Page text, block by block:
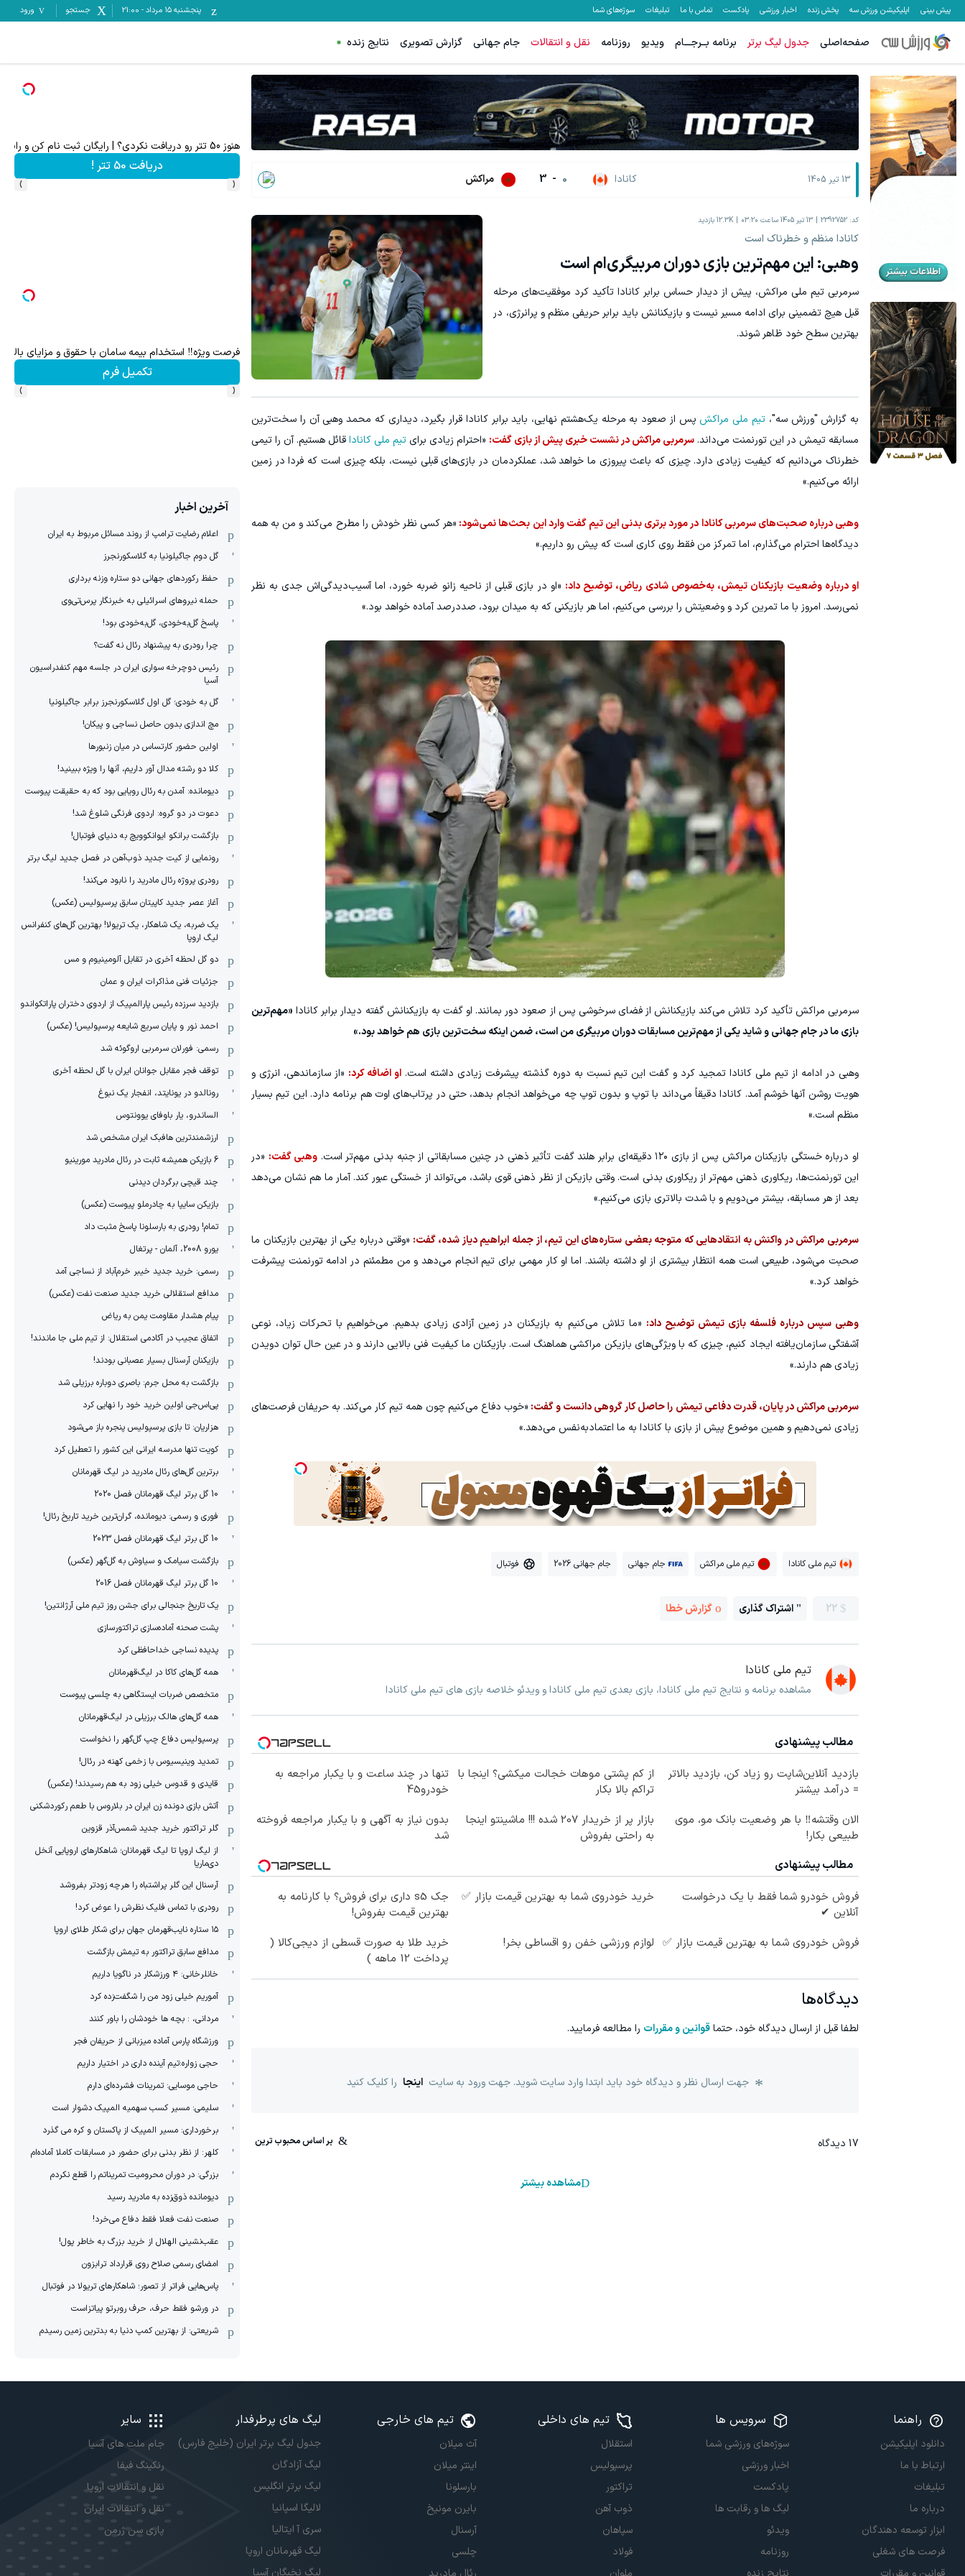
پیش بینی اپلیکیشن ورزش سه پخش زنده اخبار ورزشی پادکست تماس با ما تبلیغات سوژه‌های شما پنجشنبه ۱۵ مرداد -
21:00 جستجو ورود
صفحه‌اصلی جدول لیگ برتر برنامه بــرجـــام ویدیو روزنامه نقل و انتقالات جام جهانی گزارش تصویری نتایج زنده
13 تیر 1405 کانادا 0
-
3 مراکش
کد: 2392752 13 تیر 1405 ساعت 03:20 12.3K بازدید
کانادا منظم و خطرناک است
وهبی: این مهم‌ترین بازی دوران مربیگری‌ام است
سرمربی تیم ملی مراکش، پیش از دیدار حساس برابر کانادا تأکید کرد موفقیت‌های مرحله
قبل هیچ تضمینی برای ادامه مسیر نیست و بازیکنانش باید برابر حریفی منظم و پرانرژی، در
بهترین سطح خود ظاهر شوند.
به گزارش "ورزش سه"،تیم ملی مراکش پس از صعود به مرحله یک‌هشتم نهایی، باید برابر کانادا قرار بگیرد، دیداری که محمد وهبی آن را سخت‌ترین
مسابقه تیمش در این تورنمنت می‌داند.سرمربی مراکش در نشست خبری پیش از بازی گفت: «احترام زیادی برایتیم ملی کاناداقائل هستیم. آن را تیمی
خطرناک می‌دانیم که کیفیت زیادی دارد. چیزی که باعث پیروزی ما خواهد شد، عملکردمان در بازی‌های قبلی نیست، بلکه چیزی است که فردا در زمین
ارائه می‌کنیم.»
وهبی درباره صحبت‌های سرمربی کانادا در مورد برتری بدنی این تیم گفت وارد این بحث‌ها نمی‌شود: «هر کسی نظر خودش را مطرح می‌کند و من به همه
دیدگاه‌ها احترام می‌گذارم، اما تمرکز من فقط روی کاری است که پیش رو داریم.»
او درباره وضعیت بازیکنان تیمش، به‌خصوص شادی ریاض، توضیح داد: «او در بازی قبلی از ناحیه زانو ضربه خورد، اما آسیب‌دیدگی‌اش جدی به نظر
نمی‌رسد. امروز با ما تمرین کرد و وضعیتش را بررسی می‌کنیم، اما هر بازیکنی که به میدان برود، صددرصد آماده خواهد بود.»
سرمربی مراکش تأکید کرد تلاش می‌کند بازیکنانش از فضای سرخوشی پس از صعود دور بمانند. او گفت به بازیکنانش گفته دیدار برابر کانادا «مهم‌ترین
بازی ما در جام جهانی و شاید یکی از مهم‌ترین مسابقات دوران مربیگری من است، ضمن اینکه سخت‌ترین بازی هم خواهد بود.»
وهبی در ادامه از تیم ملی کانادا تمجید کرد و گفت این تیم نسبت به دوره گذشته پیشرفت زیادی داشته است.او اضافه کرد: «از سازماندهی، انرژی و
هویت روشن آنها خوشم آمد. کانادا دقیقاً می‌داند با توپ و بدون توپ چه می‌خواهد انجام بدهد، حتی در پرتاب‌های اوت هم برنامه دارد. این تیم بسیار
منظم است.»
او درباره خستگی بازیکنان مراکش پس از بازی ۱۲۰ دقیقه‌ای برابر هلند گفت تأثیر ذهنی در چنین مسابقاتی از جنبه بدنی مهم‌تر است. وهبی گفت: «در
این تورنمنت‌ها، ریکاوری ذهنی مهم‌تر از ریکاوری بدنی است. وقتی بازیکن از نظر ذهنی قوی باشد، می‌تواند از خستگی عبور کند. آمار ما هم نشان می‌دهد
بعد از هر مسابقه، بیشتر می‌دویم و با شدت بالاتری بازی می‌کنیم.»
سرمربی مراکش در واکنش به انتقادهایی که متوجه بعضی ستاره‌های این تیم، از جمله ابراهیم دیاز شده، گفت: «وقتی درباره یکی از بهترین بازیکنان ما
صحبت می‌شود، طبیعی است همه انتظار بیشتری از او داشته باشند. اما او کار مهمی برای تیم انجام می‌دهد و من مطمئنم در ادامه تورنمنت پیشرفت
خواهد کرد.»
وهبی سپس درباره فلسفه بازی تیمش توضیح داد: «ما تلاش می‌کنیم به بازیکنان در زمین آزادی زیادی بدهیم. می‌خواهیم با تحرکات زیاد، نوعی
آشفتگی سازمان‌یافته ایجاد کنیم، چیزی که با ویژگی‌های بازیکن مراکشی هماهنگ است. بازیکنان ما کیفیت فنی بالایی دارند و در عین حال توان دویدن
زیادی هم دارند.»
سرمربی مراکش در پایان، قدرت دفاعی تیمش را حاصل کار گروهی دانست و گفت: «خوب دفاع می‌کنیم چون همه تیم کار می‌کند. به حریفان فرصت‌های
زیادی نمی‌دهیم و همین موضوع پیش از بازی با کانادا به ما اعتمادبه‌نفس می‌دهد.»
تیم ملی کانادا تیم ملی مراکش جام جهانی جام جهانی 2026 فوتبال
22 اشتراک گذاری گزارش خطا
تیم ملی کانادا
مشاهده برنامه و نتایج تیم ملی کانادا، بازی بعدی تیم ملی کانادا و ویدئو خلاصه بازی های تیم ملی کانادا
مطالب پیشنهادی
بازدید آنلاین‌شاپت رو زیاد کن، بازدید بالاتر
= درآمد بیشتر
از کم پشتی موهات خجالت میکشی؟ اینجا با
تراکم بالا بکار
تنها در چند ساعت و با یکبار مراجعه به
خودرو45
الان وقتشه‼️ با هر وضعیت بانک مو، موی
طبیعی بکار!
بازار پر از خریدار 207 شده !!! ماشینتو اینجا
به راحتی بفروش
بدون نیاز به آگهی و با یکبار مراجعه فروخته
شد
مطالب پیشنهادی
فروش خودرو شما فقط با یک درخواست
آنلاین ✔
خرید خودروی شما به بهترین قیمت بازار ✅
جک s5 داری برای فروش؟ با کارنامه به
بهترین قیمت بفروش!
فروش خودروی شما به بهترین قیمت بازار ✅ لوازم ورزشی خفن رو اقساطی بخر!
خرید طلا به صورت قسطی از دیجی‌کالا (
پرداخت 12 ماهه )
دیدگاه‌ها
لطفا قبل از ارسال دیدگاه خود، حتماقوانین و مقررات را مطالعه فرمایید.
جهت ارسال نظر و دیدگاه خود باید ابتدا وارد سایت شوید. جهت ورود به سایت اینجا را کلیک کنید
17 دیدگاه
مشاهده بیشتر
هنوز 50 تتر رو دریافت نکردی؟ | رایگان ثبت نام کن و رایگان شروع کن! فرصت ویژه‼️ استخدام بیمه سامان با حقوق و مزایای بالاگردونه شانس بدون پوچ، از آیفون17تا PS5 و طلای دیجیتال و دلار🔥 به بزرگترین جشنواره ایمپلنت تهران خوش اومدید! | فقط ۲۵ میلیون !
رزرورایگان نوبت
‹
›
فرصت ویژه‼️ استخدام بیمه سامان با حقوق و مزایای بالا رشد فروشگاهت از اینجا شروع می‌شه، برای درآمد بیشتر، آماده‌ای؟
فروشنده شو
صاحب فروشگاه هستی؟ وام تا ۳ میلیارد تومان بگیر
فروشنده شو
‹
›
آخرین اخبار
اعلام رضایت ترامپ از روند مسائل مربوط به ایران
گل دوم جاگیلونیا به گلاسکورنجرز
حفظ رکوردهای جهانی دو ستاره وزنه برداری
حمله نیروهای اسرائیلی به خبرنگار پرس‌تی‌وی
پاسخ گل‌به‌خودی، گل‌به‌خودی بود!
چرا رودری به پیشنهاد رئال نه گفت؟
رئیس دوچرخه سواری ایران در جلسه مهم کنفدراسیون
آسیا
گل به خودی؛ گل اول گلاسکورنجرز برابر جاگیلونیا
مچ اندازی بدون حاصل نساجی و پیکان!
اولین حضور کارتساس در میان زنبورها
کلا دو‌ رشته مدال آور داریم، آنها را ویژه ببینید!
دیومانده: آمدن به رئال رویایی بود که به حقیقت پیوست
دعوت در دو گروه: اردوی فرنگی شلوغ شد!
بازگشت برانکو ایوانکوویچ به دنیای فوتبال!
رونمایی از کیت جدید ذوب‌آهن در فصل جدید لیگ برتر
رودری پروژه رئال مادرید را نابود می‌کند!
آغاز عصر جدید کاپیتان سابق پرسپولیس (عکس)
یک ضربه، یک شاهکار، یک تریولا! بهترین گل‌های کنفرانس
لیگ اروپا
دو گل لحظه آخری در تقابل آلومینیوم و مس
جزئیات فنی مذاکرات ایران و عمان
بازدید سرزده رئیس پارالمپیک از اردوی دختران پاراتکواندو
احمد نور و پایان سریع شایعه پرسپولیس! (عکس)
رسمی: فورلان سرمربی اروگوئه شد
توقف فجر مقابل جوانان ایران با گل لحظه آخری
رونالدو در یونایتد، انفجار یک نبوغ
الساندرو، یار باوفای یوونتوس
ارزشمندترین هافبک ایران مشخص شد
6 بازیکن همیشه ثابت در رئال مادرید مورینیو
چند قیچی برگردان دیدنی
بازیکن سایپا به چادرملو پیوست (عکس)
تمام! رودری به بارسلونا پاسخ مثبت داد
یورو 2008، آلمان - پرتغال
رسمی: خرید جدید خیبر خرم‌آباد از نساجی آمد
مدافع استقلالی خرید جدید صنعت نفت (عکس)
پیام هشدار مقاومت یمن به ریاض
اتفاق عجیب در آکادمی استقلال: از تیم ملی جا ماندند!
بازیکنان آرسنال بسیار عصبانی بودند!
بازگشت به محل جرم: باصری دوباره برزیلی شد
پی‌اس‌جی اولین خرید خود را نهایی کرد
هزاریان: تا بازی پرسپولیس پنجره باز می‌شود
کویت تنها مدرسه ایرانی این کشور را تعطیل کرد
برترین گل‌های رئال مادرید در لیگ قهرمانان
10 گل برتر لیگ قهرمانان فصل 2020
فوری و رسمی: دیومانده، گران‌ترین خرید تاریخ رئال!
10 گل برتر لیگ قهرمانان فصل 2023
بازگشت سیامک و سیاوش به گل‌گهر (عکس)
10 گل برتر لیگ قهرمانان فصل 2016
یک تاریخ جنجالی برای جشن روز تیم ملی آرژانتین!
پشت صحنه آماده‌سازی تراکتورسازی
پدیده نساجی خداحافظی کرد
همه گل‌های کاکا در لیگ‌قهرمانان
متخصص ضربات ایستگاهی به چلسی پیوست
همه گل‌های هالک برزیلی در لیگ‌قهرمانان
پرسپولیس دفاع چپ گل‌گهر را نخواست
تمدید وینیسیوس با زخمی کهنه در رئال!
قایدی و قدوس خیلی زود به هم رسیدند! (عکس)
آتش بازی دونده زن ایران در بلاروس با طعم رکوردشکنی
گلر تراکتور خرید جدید شمس‌آذر قزوین
از لیگ اروپا تا لیگ قهرمانان؛ شاهکارهای اروپایی آنخل
دی‌ماریا
آرسنال این گلر پراشتباه را هرچه زودتر بفروشد
رودری با تماس فلیک نظرش را عوض کرد!
١۵ ستاره نایب‌قهرمان جهان برای شکار طلای اروپا
مدافع سابق تراکتور به تیمش بازگشت
خانلرخانی: ۴ ورزشکار در ناگویا داریم
آموریم خیلی زود من را شگفت‌زده کرد
مردانی، : بچه ها خودشان را باور کنند
ورزشگاه پارس آماده میزبانی از حریفان فجر
حجی زواره:تیم آینده داری در اختیار داریم
حاجی موسایی: تمرینات فشرده‌ای دارم
سلیمی: مسیر کسب سهمیه المپیک دشوار است
برخورداری: مسیر المپیک از پاکستان و کره می گذرد
کلهر: از نظر بدنی برای حضور در مسابقات کاملا آماده‌ام
بزرگی: در دوران محرومیت تمریناتم را قطع نکردم
دیومانده ذوق‌زده به مادرید رسید
صنعت نفت فعلا فقط دفاع می‌خرد!
عقب‌نشینی الهلال از خرید بزرگ به خاطر پول!
امضای رسمی صلاح روی قرارداد ترابزون
پاس‌هایی فراتر از تصور؛ شاهکارهای تریولا در فوتبال
در ورشو فقط حرف، حرف روبرتو پیاتزاست
شریعتی: از بهترین کمپ‌ دنیا به بدترین زمین‌ رسیدم
راهنما
دانلود اپلیکیشن
ارتباط با ما
تبلیغات
درباره ما
ابزار توسعه دهندگان
فرصت های شغلی
سرویس ها
سوژه‌های ورزشی شما
اخبار ورزشی
پادکست
لیگ ها و رقابت ها
ویدئو
روزنامه
تیم های داخلی
استقلال
پرسپولیس
تراکتور
ذوب آهن
سپاهان
فولاد
تیم های خارجی
آث میلان
اینتر میلان
بارسلونا
بایرن مونیخ
آرسنال
چلسی
لیگ های پرطرفدار
جدول لیگ برتر ایران (خلیج فارس)
لیگ آزادگان
لیگ برتر انگلیس
لالیگا اسپانیا
سری آ ایتالیا
لیگ قهرمانان اروپا
لیگ نخبگان آسیا
سایر
جام ملت های آسیا
رنکینگ فیفا
نقل و انتقالات اروپا
نقل و انتقالات ایران
پاری سن ژرمن